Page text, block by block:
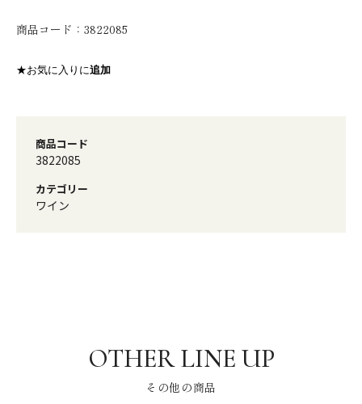
商品コード： 3822085
★お気に入りに追加
商品コード
3822085
カテゴリー
ワイン
その他の商品